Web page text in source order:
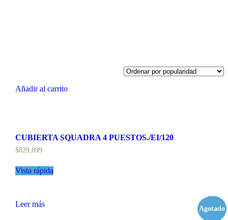
Añadir al carrito
CUBIERTA SQUADRA 4 PUESTOS./EI/120
$829,899
Vista rápida
Leer más
- 14%
Agotado